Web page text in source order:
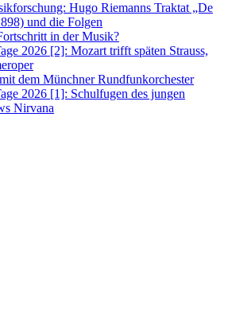
Hugo Riemanns Traktat „De
und die Folgen
in der Musik?
2026 [2]: Mozart trifft späten Strauss,
dem Münchner Rundfunkorchester
2026 [1]: Schulfugen des jungen
Nirvana